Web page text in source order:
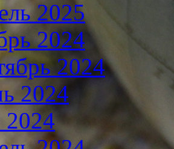
2025
2024
2024
2024